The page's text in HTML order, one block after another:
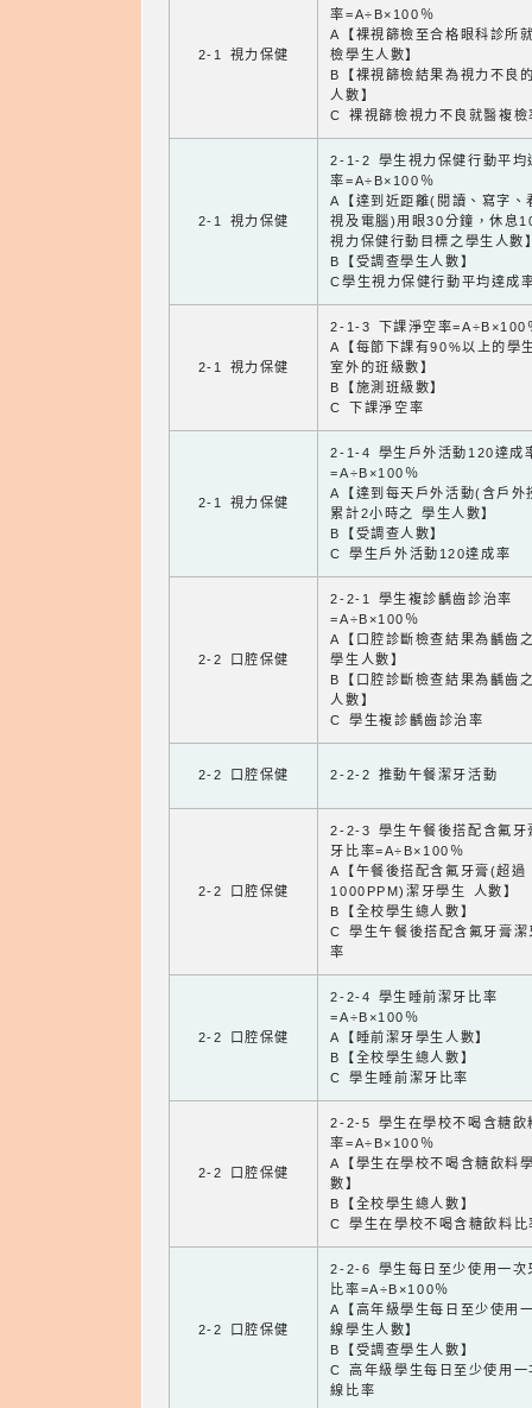
2-1 視力保健
率=A÷B×100％
A【裸視篩檢至合格眼科診所
檢學生人數】
B【裸視篩檢結果為視力不良
人數】
C 裸視篩檢視力不良就醫複檢
2-1 視力保健
2-1-2 學生視力保健行動平均
率=A÷B×100％
A【達到近距離(閱讀、寫字、
視及電腦)用眼30分鐘，休息
視力保健行動目標之學生人數
B【受調查學生人數】
C學生視力保健行動平均達成
2-1 視力保健
2-1-3 下課淨空率=A÷B×100
A【每節下課有90%以上的學
室外的班級數】
B【施測班級數】
C 下課淨空率
2-1 視力保健
2-1-4 學生戶外活動120達成
=A÷B×100％
A【達到每天戶外活動(含戶外
累計2小時之 學生人數】
B【受調查人數】
C 學生戶外活動120達成率
2-2 口腔保健
2-2-1 學生複診齲齒診治率
=A÷B×100％
A【口腔診斷檢查結果為齲齒
學生人數】
B【口腔診斷檢查結果為齲齒
人數】
C 學生複診齲齒診治率
2-2 口腔保健 2-2-2 推動午餐潔牙活動
2-2 口腔保健
2-2-3 學生午餐後搭配含氟牙
牙比率=A÷B×100％
A【午餐後搭配含氟牙膏(超過
1000PPM)潔牙學生 人數】
B【全校學生總人數】
C 學生午餐後搭配含氟牙膏潔
率
2-2 口腔保健
2-2-4 學生睡前潔牙比率
=A÷B×100％
A【睡前潔牙學生人數】
B【全校學生總人數】
C 學生睡前潔牙比率
2-2 口腔保健
2-2-5 學生在學校不喝含糖飲
率=A÷B×100％
A【學生在學校不喝含糖飲料
數】
B【全校學生總人數】
C 學生在學校不喝含糖飲料比
2-2 口腔保健
2-2-6 學生每日至少使用一次
比率=A÷B×100％
A【高年級學生每日至少使用
線學生人數】
B【受調查學生人數】
C 高年級學生每日至少使用一
線比率